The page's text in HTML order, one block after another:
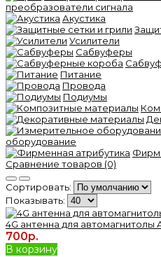
преобразователи сигнала
Акустика
Усилители
Сабвуферы
Питание
Провода
Подиумы
оборудование
Сравнение товаров (0)
Сортировать:
Показывать:
4G антенна для автомагнитолы
700р.
В корзину